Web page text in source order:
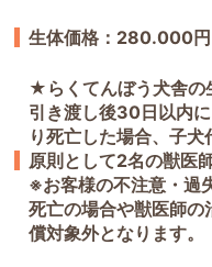
生体価格：280.000円
★らくてんぼう犬舎
引き渡し後30日以内
り死亡した場合、子犬
原則として2名の獣医
※お客様の不注意・過
死亡の場合や獣医師の
償対象外となります。